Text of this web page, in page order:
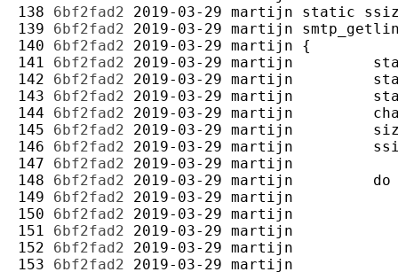
138 6bf2fad2 2019-03-29 martijn
139 6bf2fad2 2019-03-29 martijn
140 6bf2fad2 2019-03-29 martijn
141 6bf2fad2 2019-03-29 martijn
142 6bf2fad2 2019-03-29 martijn
143 6bf2fad2 2019-03-29 martijn
144 6bf2fad2 2019-03-29 martijn
145 6bf2fad2 2019-03-29 martijn
146 6bf2fad2 2019-03-29 martijn
147 6bf2fad2 2019-03-29 martijn
148 6bf2fad2 2019-03-29 martijn
149 6bf2fad2 2019-03-29 martijn
150 6bf2fad2 2019-03-29 martijn
151 6bf2fad2 2019-03-29 martijn
152 6bf2fad2 2019-03-29 martijn
153 6bf2fad2 2019-03-29 martijn